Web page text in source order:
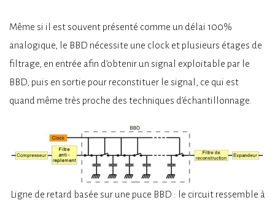
Même si il est souvent présenté comme un délai 100%
analogique, le BBD nécessite une clock et plusieurs étages de
filtrage, en entrée afin d’obtenir un signal exploitable par le
BBD, puis en sortie pour reconstituer le signal, ce qui est
quand même très proche des techniques d’échantillonnage.
Ligne de retard basée sur une puce BBD : le circuit ressemble à